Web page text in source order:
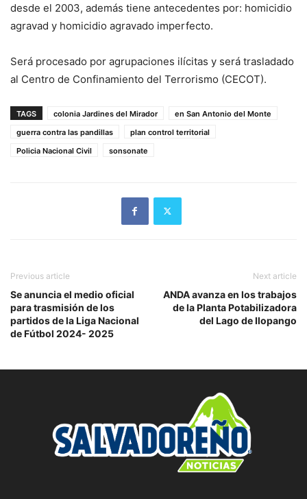
desde el 2003, además tiene antecedentes por: homicidio
agravad y homicidio agravado imperfecto.
Será procesado por agrupaciones ilícitas y será trasladado
al Centro de Confinamiento del Terrorismo (CECOT).
TAGS colonia Jardines del Mirador
en San Antonio del Monte
guerra contra las pandillas
plan control territorial
Policia Nacional Civil
sonsonate
Previous article
Se anuncia el medio oficial
para trasmisión de los
partidos de la Liga Nacional
de Fútbol 2024- 2025
Next article
ANDA avanza en los trabajos
de la Planta Potabilizadora
del Lago de Ilopango